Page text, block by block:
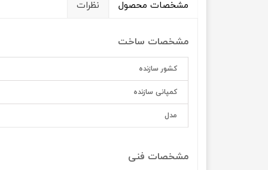
مشخصات محصول نظرات
مشخصات ساخت
کشور سازنده
کمپانی سازنده
مدل
مشخصات فنی